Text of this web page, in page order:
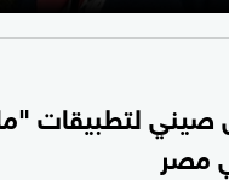
صيني لتطبيقات
مصر